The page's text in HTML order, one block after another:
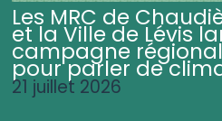
Les MRC de
et la Ville de Lévis
campagne
pour parler de
21 juillet 2026